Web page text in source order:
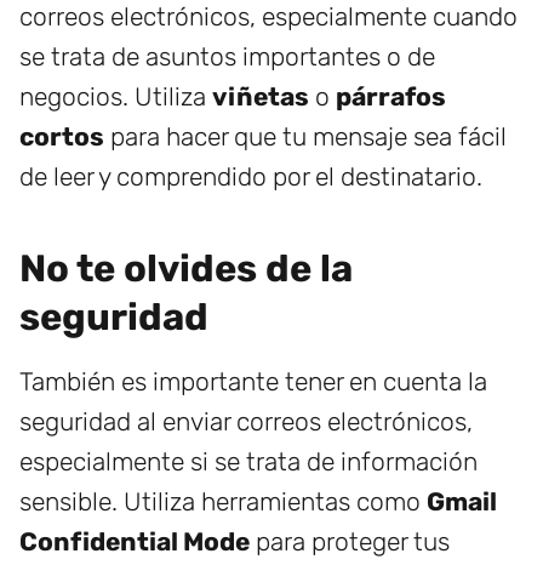
correos electrónicos, especialmente cuando
se trata de asuntos importantes o de
negocios. Utiliza viñetas o párrafos
cortos para hacer que tu mensaje sea fácil
de leer y comprendido por el destinatario.
No te olvides de la
seguridad
También es importante tener en cuenta la
seguridad al enviar correos electrónicos,
especialmente si se trata de información
sensible. Utiliza herramientas como Gmail
Confidential Mode para proteger tus